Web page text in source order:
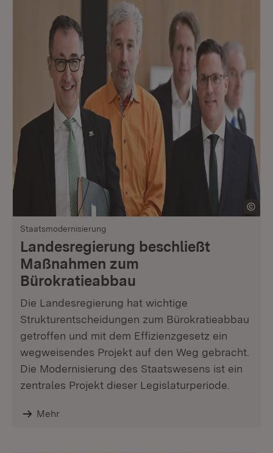
Staatsmodernisierung
Landesregierung beschließt
Maßnahmen zum
Bürokratieabbau
Die Landesregierung hat wichtige
Strukturentscheidungen zum Bürokratieabbau
getroffen und mit dem Effizienzgesetz ein
wegweisendes Projekt auf den Weg gebracht.
Die Modernisierung des Staatswesens ist ein
zentrales Projekt dieser Legislaturperiode.
Mehr